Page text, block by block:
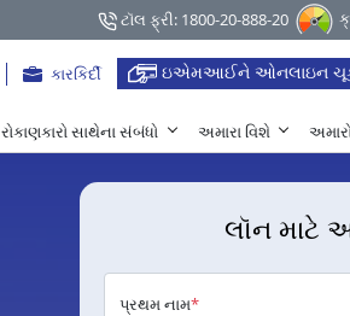
ટૉલ ફ્રી: 1800-20-888-20
કારકિર્દી ઇએમઆઈને ઓનલાઇન
રોકાણકારો સાથેના સંબંધો અમારા વિશે
લૉન માટે
પ્રથમ નામ*